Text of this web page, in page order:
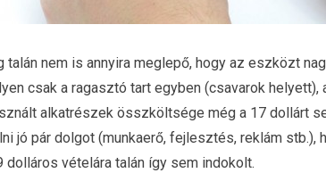
talán nem is annyira meglepő, hogy az eszközt
csak a ragasztó tart egyben (csavarok
alkatrészek összköltsége még a 17 dollárt
jó pár dolgot (munkaerő, fejlesztés, reklám stb.),
dolláros vételára talán így sem indokolt.